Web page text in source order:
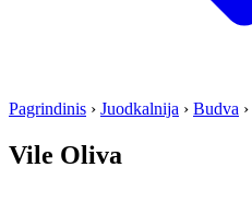
Pagrindinis › Juodkalnija › Budva ›
Vile Oliva